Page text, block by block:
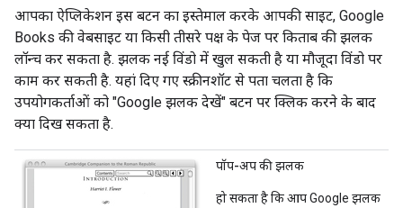
आपका ऐप्लिकेशन इस बटन का इस्तेमाल करके आपकी साइट, Google
Books की वेबसाइट या किसी तीसरे पक्ष के पेज पर किताब की झलक
लॉन्च कर सकता है. झलक नई विंडो में खुल सकती है या मौजूदा विंडो पर
काम कर सकती है. यहां दिए गए स्क्रीनशॉट से पता चलता है कि
उपयोगकर्ताओं को "Google झलक देखें" बटन पर क्लिक करने के बाद
क्या दिख सकता है.
पॉप-अप की झलक
हो सकता है कि आप Google झलक